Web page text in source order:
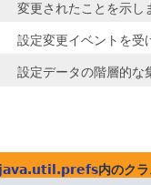
変更されたことを示し
設定変更イベントを受
設定データの階層的な
java.util.prefs内のク